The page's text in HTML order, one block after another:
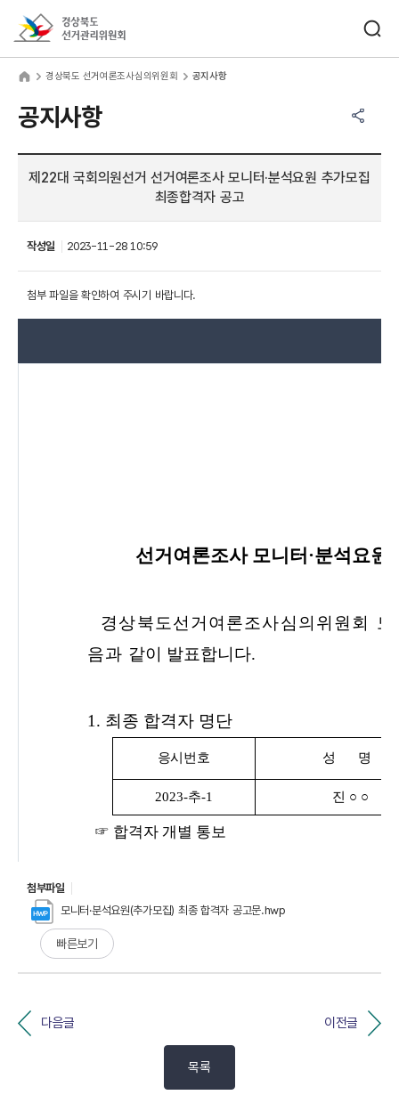
경상북도 선거여론조사심의위원회 공지사항
공지사항
제22대 국회의원선거 선거여론조사 모니터·분석요원 추가모집
최종합격자 공고
작성일 2023-11-28 10:59
첨부 파일을 확인하여 주시기 바랍니다.
첨부파일
모니터·분석요원(추가모집) 최종 합격자 공고문.hwp
빠른보기
다음글 이전글
목록